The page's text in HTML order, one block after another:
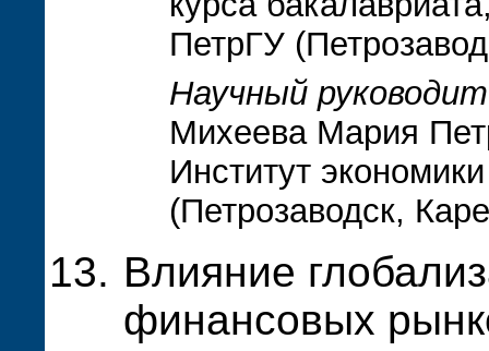
ПетрГУ
Научный
Михеева Мария
Институт
(Петрозаводск,
Влияние
финансовых